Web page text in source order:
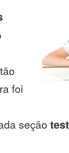
foi
seção